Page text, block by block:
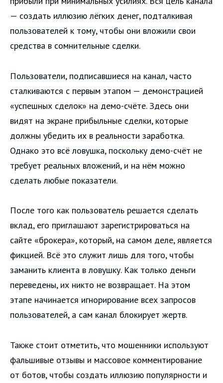
— создать иллюзию лёгких денег, подталкивая
пользователей к тому, чтобы они вложили свои
средства в сомнительные сделки.
Пользователи, подписавшиеся на канал, часто
сталкиваются с первым этапом — демонстрацией
«успешных сделок» на демо-счёте. Здесь они
видят на экране прибыльные сделки, которые
должны убедить их в реальности заработка.
Однако это всё ловушка, поскольку демо-счёт не
требует реальных вложений, и на нём можно
сделать любые показатели.
После того как пользователь решается сделать
вклад, его приглашают зарегистрироваться на
сайте «брокера», который, на самом деле, является
фикцией. Всё это служит лишь для того, чтобы
заманить клиента в ловушку. Как только деньги
переведены, их никто не возвращает. На этом
этапе начинается игнорирование всех запросов
пользователей, а сам канал блокирует жертв.
Также стоит отметить, что мошенники используют
фальшивые отзывы и массовое комментирование
от ботов, чтобы создать иллюзию популярности и